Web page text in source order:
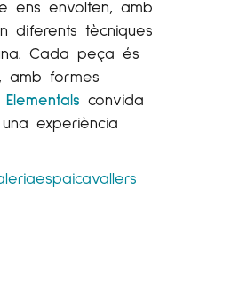
ens envolten, amb
diferents tècniques
Cada peça és
amb formes
Elementals convida
experiència